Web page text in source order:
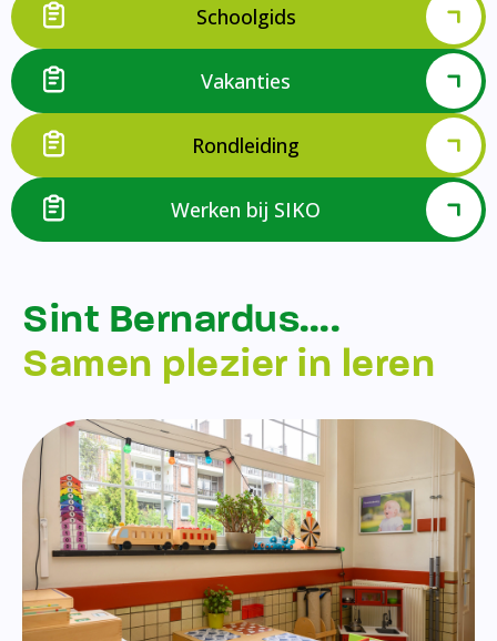
Schoolgids
Vakanties
Rondleiding
Werken bij SIKO
Sint Bernardus….
Samen plezier in leren